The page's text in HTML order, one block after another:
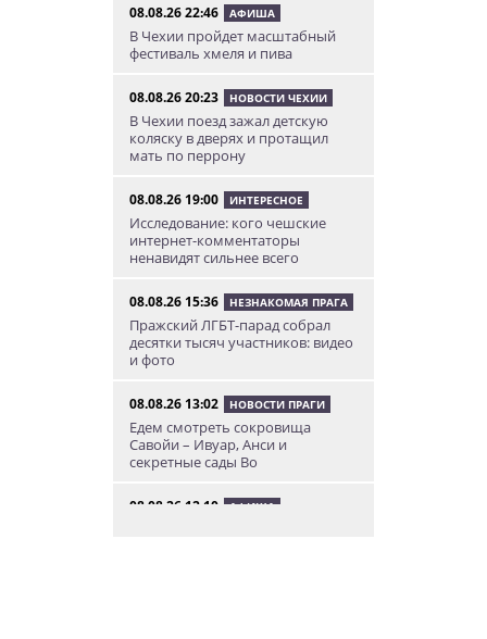
08.08.26 22:46 АФИША
В Чехии пройдет масштабный
фестиваль хмеля и пива
08.08.26 20:23 НОВОСТИ ЧЕХИИ
В Чехии поезд зажал детскую
коляску в дверях и протащил
мать по перрону
08.08.26 19:00 ИНТЕРЕСНОЕ
Исследование: кого чешские
интернет-комментаторы
ненавидят сильнее всего
08.08.26 15:36 НЕЗНАКОМАЯ ПРАГА
Пражский ЛГБТ-парад собрал
десятки тысяч участников: видео
и фото
08.08.26 13:02 НОВОСТИ ПРАГИ
Едем смотреть сокровища
Савойи – Ивуар, Анси и
секретные сады Во
08.08.26 12:10 АФИША